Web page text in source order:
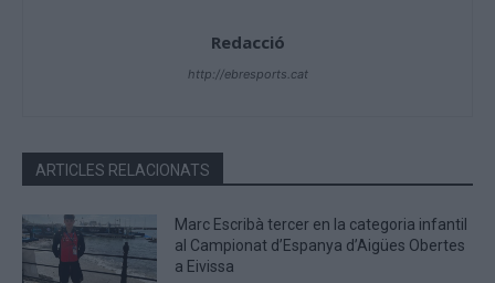
Redacció
http://ebresports.cat
ARTICLES RELACIONATS
Marc Escribà tercer en la categoria infantil
al Campionat d’Espanya d’Aigües Obertes
a Eivissa